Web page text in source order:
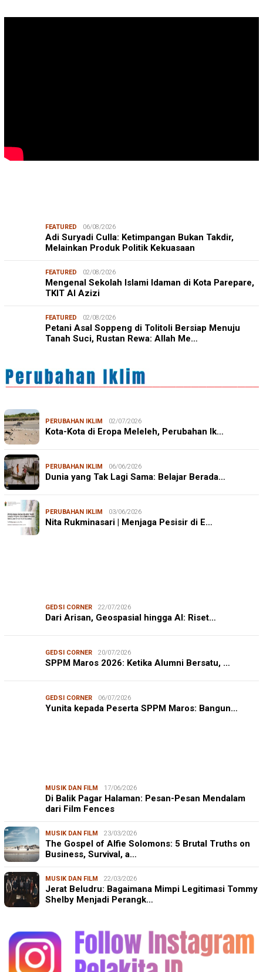
FEATURED 06/08/2026
Adi Suryadi Culla: Ketimpangan Bukan Takdir,
Melainkan Produk Politik Kekuasaan
FEATURED 02/08/2026
Mengenal Sekolah Islami Idaman di Kota Parepare,
TKIT Al Azizi
FEATURED 02/08/2026
Petani Asal Soppeng di Tolitoli Bersiap Menuju
Tanah Suci, Rustan Rewa: Allah Me…
PERUBAHAN IKLIM 02/07/2026
Kota-Kota di Eropa Meleleh, Perubahan Ik…
PERUBAHAN IKLIM 06/06/2026
Dunia yang Tak Lagi Sama: Belajar Berada…
PERUBAHAN IKLIM 03/06/2026
Nita Rukminasari | Menjaga Pesisir di E…
GEDSI CORNER 22/07/2026
Dari Arisan, Geospasial hingga AI: Riset…
GEDSI CORNER 20/07/2026
SPPM Maros 2026: Ketika Alumni Bersatu, …
GEDSI CORNER 06/07/2026
Yunita kepada Peserta SPPM Maros: Bangun…
MUSIK DAN FILM 17/06/2026
Di Balik Pagar Halaman: Pesan-Pesan Mendalam
dari Film Fences
MUSIK DAN FILM 23/03/2026
The Gospel of Alfie Solomons: 5 Brutal Truths on
Business, Survival, a…
MUSIK DAN FILM 22/03/2026
Jerat Beludru: Bagaimana Mimpi Legitimasi Tommy
Shelby Menjadi Perangk…